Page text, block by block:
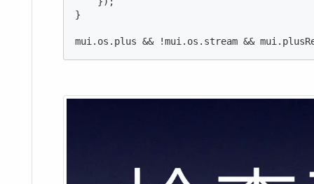
}
mui.os.plus && !mui.os.stream &&